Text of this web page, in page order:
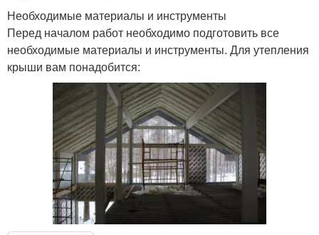
Необходимые материалы и инструменты
Перед началом работ необходимо подготовить все
необходимые материалы и инструменты. Для утепления
крыши вам понадобится: